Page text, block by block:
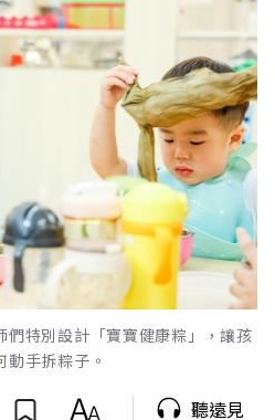
們特別設計「寶寶健康粽」，讓孩
手拆粽子。
聽遠見